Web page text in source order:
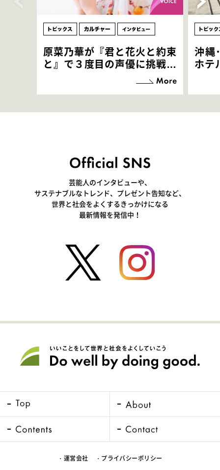
原菜乃華が『君と花火と約束
と』で３度目の声優に挑戦！
「お邪魔させてもらっている
感覚ですが､お芝居に没頭で
沖縄
ホテ
芸能人のインタビューや、
サステナブルなトレンド、プレゼント告知など、
世界と社会をよくするきっかけになる
最新情報を発信中！
・運営会社 ・プライバシーポリシー